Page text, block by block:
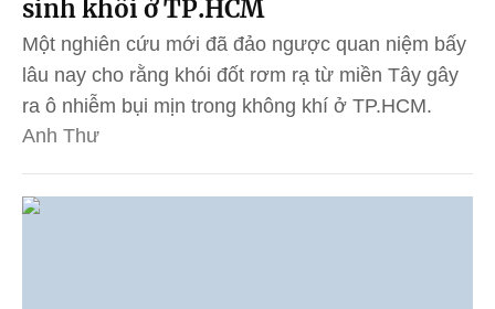
sinh khối ở TP.HCM
Một nghiên cứu mới đã đảo ngược quan niệm bấy
lâu nay cho rằng khói đốt rơm rạ từ miền Tây gây
ra ô nhiễm bụi mịn trong không khí ở TP.HCM.
Anh Thư